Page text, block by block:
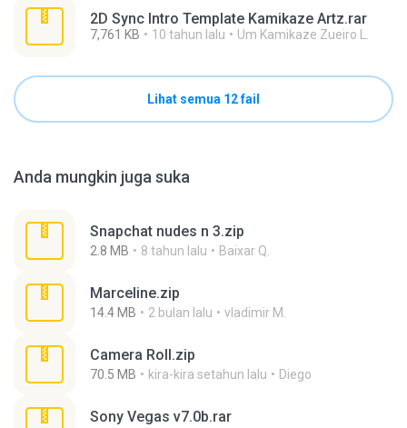
2D Sync Intro Template Kamikaze Artz.rar
7,761 KB 10 tahun lalu Um Kamikaze Zueiro L.
Lihat semua 12 fail
Anda mungkin juga suka
Snapchat nudes n 3.zip
2.8 MB 8 tahun lalu Baixar Q.
Marceline.zip
14.4 MB 2 bulan lalu vladimir M.
Camera Roll.zip
70.5 MB kira-kira setahun lalu Diego
Sony Vegas v7.0b.rar